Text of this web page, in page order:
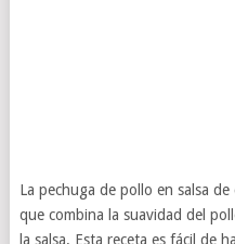
La pechuga de pollo en salsa
que combina la suavidad del
la salsa. Esta receta es fácil de